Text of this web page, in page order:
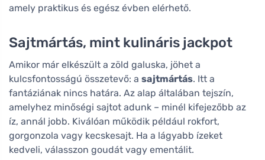
amely praktikus és egész évben elérhető.
Sajtmártás, mint kulináris jackpot
Amikor már elkészült a zöld galuska, jöhet a
kulcsfontosságú összetevő: a sajtmártás. Itt a
fantáziának nincs határa. Az alap általában tejszín,
amelyhez minőségi sajtot adunk – minél kifejezőbb az
íz, annál jobb. Kiválóan működik például rokfort,
gorgonzola vagy kecskesajt. Ha a lágyabb ízeket
kedveli, válasszon goudát vagy ementálit.